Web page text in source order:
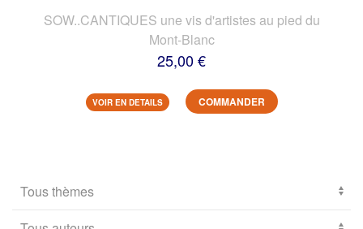
SOW..CANTIQUES une vis d'artistes au pied du
Mont-Blanc
25,00 €
VOIR EN DETAILS COMMANDER